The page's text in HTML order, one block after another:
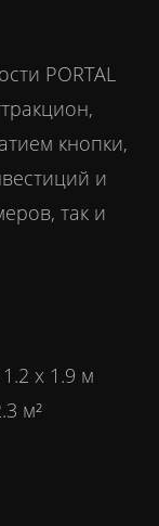
PORTAL
кнопки,
и
так и
х 1.9 м
м²